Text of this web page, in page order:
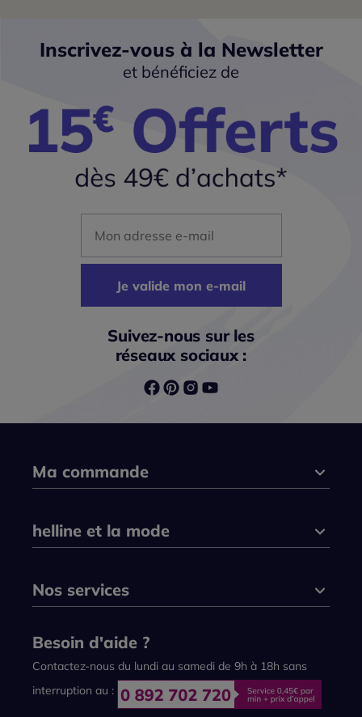
Inscrivez-vous à la Newsletter
et bénéficiez de
Je valide mon e-mail
Suivez-nous sur les
réseaux sociaux :
Ma commande
helline et la mode
Nos services
Besoin d'aide ?
Contactez-nous du lundi au samedi de 9h à 18h sans
interruption au :